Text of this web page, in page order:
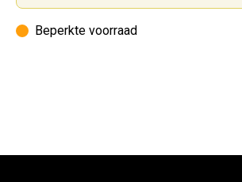
Beperkte voorraad